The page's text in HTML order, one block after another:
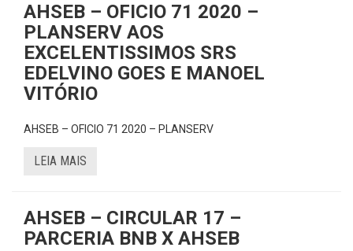
AHSEB – OFICIO 71 2020 –
PLANSERV AOS
EXCELENTISSIMOS SRS
EDELVINO GOES E MANOEL
VITÓRIO
AHSEB – OFICIO 71 2020 – PLANSERV
LEIA MAIS
AHSEB – CIRCULAR 17 –
PARCERIA BNB X AHSEB